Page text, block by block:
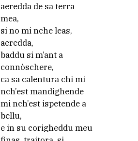
aeredda de sa terra
mea,
si no mi nche leas,
aeredda,
baddu si m’ant a
connòschere,
ca sa calentura chi mi
nch’est mandighende
mi nch’est ispetende a
bellu,
e in su corigheddu meu